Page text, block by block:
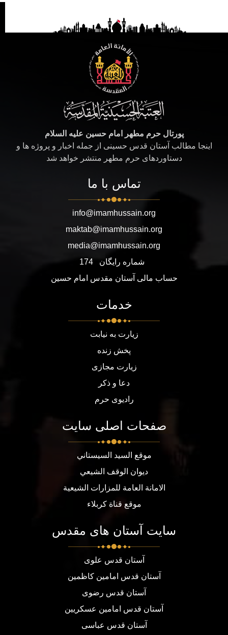
پورتال حرم مطهر امام حسین علیه السلام
اینجا مطالب آستان قدس حسینی از جمله اخبار و پروژه ها و
دستاوردهای حرم مطهر منتشر خواهد شد
تماس با ما
info@imamhussain.org
maktab@imamhussain.org
media@imamhussain.org
شماره رایگان
174
حساب مالی آستان مقدس امام حسین
خدمات
زیارت به نیابت
پخش زنده
زیارت مجازی
دعا و ذکر
رادیوی حرم
صفحات اصلی سایت
موقع السيد السيستاني
ديوان الوقف الشيعي
الامانة العامة للمزارات الشيعية
موقع قناة كربلاء
سایت آستان های مقدس
آستان قدس علوی
آستان قدس امامین کاظمین
آستان قدس رضوی
آستان قدس امامین عسکریین
آستان قدس عباسی